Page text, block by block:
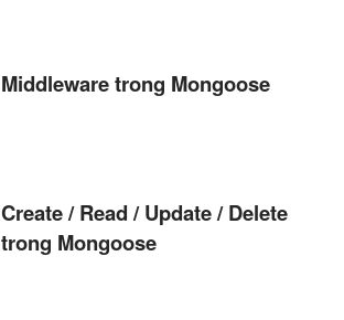
Middleware trong Mongoose
Create / Read / Update / Delete
trong Mongoose